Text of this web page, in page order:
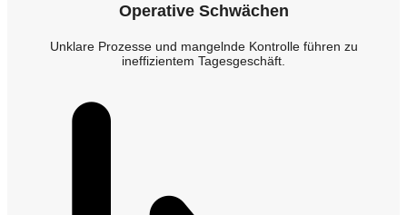
Operative Schwächen
Unklare Prozesse und mangelnde Kontrolle führen zu
ineffizientem Tagesgeschäft.